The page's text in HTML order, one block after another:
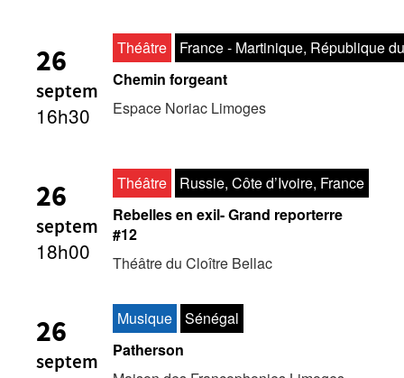
26
septem
16h30
Théâtre
France - Martinique, République
Chemin forgeant
Espace Noriac Limoges
26
septem
18h00
Théâtre
Russie, Côte d’Ivoire, France
Rebelles en exil- Grand reporterre
#12
Théâtre du Cloître Bellac
26
septem
Musique
Sénégal
Patherson